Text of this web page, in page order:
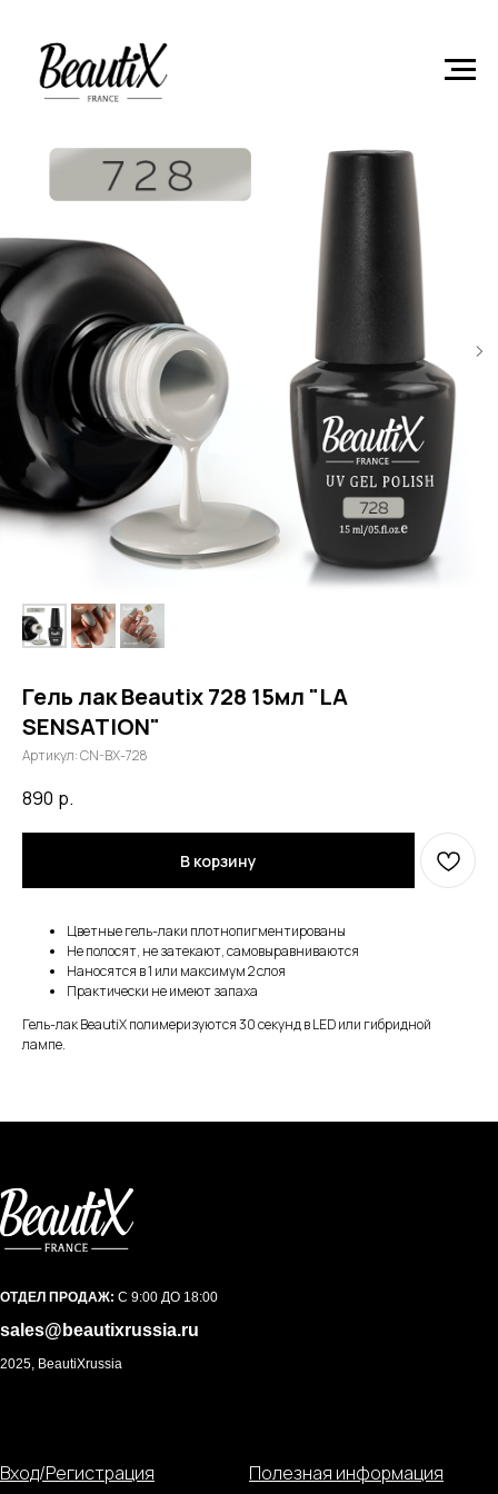
Гель лак Beautix 728 15мл "LA
SENSATION"
Артикул:CN-BX-728
890 р.
В корзину
Цветные гель-лаки плотнопигментированы
Не полосят, не затекают, самовыравниваются
Наносятся в 1 или максимум 2 слоя
Практически не имеют запаха
Гель-лак BeautiX полимеризуются 30 секунд в LED или гибридной
лампе.
ОТДЕЛ ПРОДАЖ: С 9:00 ДО 18:00
sales@beautixrussia.ru
2025, BeautiXrussia
Вход/Регистрация Полезная информация